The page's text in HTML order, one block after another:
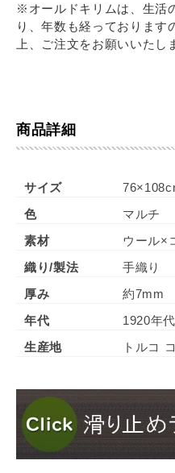
※オールドキリムは、生活
り、年数も経っております
上、ご注文をお願いいたし
商品詳細
サイズ
色
マルチ
素材
ウール×
織り/製法
手織り
厚み
約7mm
年代
1920年代
生産地
トルコ